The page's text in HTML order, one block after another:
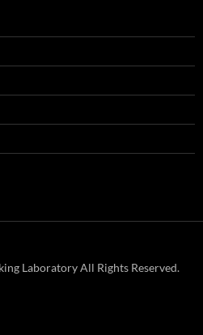
Laboratory All Rights Reserved.